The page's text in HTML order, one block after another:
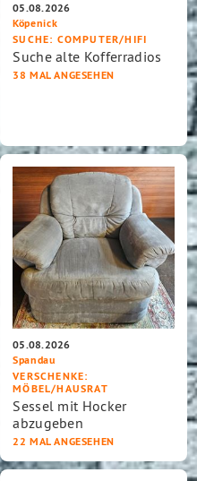
05.08.2026
Köpenick
SUCHE: COMPUTER/HIFI
Suche alte Kofferradios
38 MAL ANGESEHEN
05.08.2026
Spandau
VERSCHENKE:
MÖBEL/HAUSRAT
Sessel mit Hocker
abzugeben
22 MAL ANGESEHEN